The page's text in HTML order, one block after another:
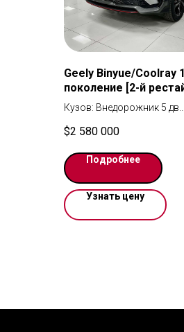
Geely Binyue/Coolray 1
поколение [2-й
AMT (181 л.с.)
Кузов: Внедорожник 5 дв.
Год выпуска: 2023
Цвет: Серый
Пробег: 10 км
Тип двигателя: Бензин
Объем: 1499 см3
Мощность: 181 л.с.
Трансмиссия: Робот
$2 580 000
Подробнее
Узнать цену